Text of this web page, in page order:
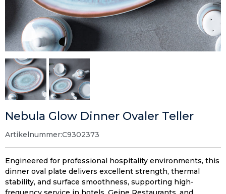
Nebula Glow Dinner Ovaler Teller
Artikelnummer:C9302373
Engineered for professional hospitality environments, this
dinner oval plate delivers excellent strength, thermal
stability, and surface smoothness, supporting high-